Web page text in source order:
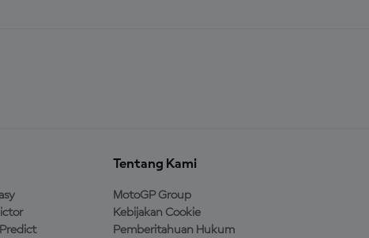
Tentang Kami
MotoGP Group
Kebijakan Cookie
Pemberitahuan Hukum